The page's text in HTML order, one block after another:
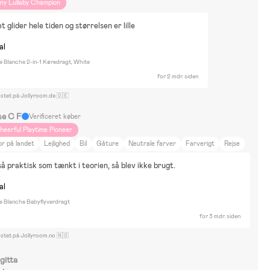
Lullaby Champion
glider hele tiden og størrelsen er lille
Blanche 2-in-1 Køredragt, White
for 2 mdr. siden
på Jollyroom.de 🇩🇪
C F
Verificeret køber
Playtime Pioneer
på landet
Lejlighed Bil Gåture Neutrale farver Farverigt
Rejse
Greta Gris Hot Wheels John Deere Marvel
& LEGO
Cybex e-gazelle S
praktisk som tænkt i teorien, så blev ikke brugt.
Blanche Babyflyverdragt
for 3 mdr. siden
på Jollyroom.no 🇳🇴